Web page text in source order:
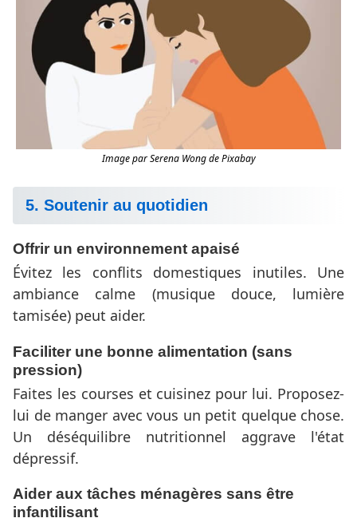
Image par Serena Wong de Pixabay
5. Soutenir au quotidien
Offrir un environnement apaisé
Évitez les conflits domestiques inutiles. Une
ambiance calme (musique douce, lumière
tamisée) peut aider.
Faciliter une bonne alimentation (sans
pression)
Faites les courses et cuisinez pour lui. Proposez-
lui de manger avec vous un petit quelque chose.
Un déséquilibre nutritionnel aggrave l'état
dépressif.
Aider aux tâches ménagères sans être
infantilisant